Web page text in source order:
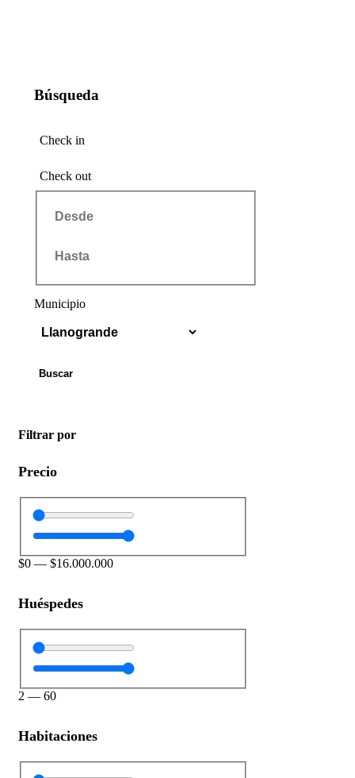
Búsqueda
Check in
Check out
Municipio
Buscar
Filtrar por
Precio
$0 — $16.000.000
Huéspedes
2 — 60
Habitaciones